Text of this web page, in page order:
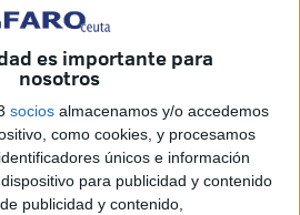
es importante para
nosotros
socios almacenamos y/o accedemos
como cookies, y procesamos
únicos e información
para publicidad y contenido
publicidad y contenido,
; el director general de
Autónoma de Ceuta
de laPolicía Nacional
Local; el teniente coronel de
general de la Delegación el
de Seguridad de la Policía
este jueves en un encuentro para